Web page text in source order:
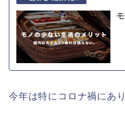
今年は特にコロナ禍にあ